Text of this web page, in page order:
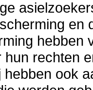
en
hebben
rechten
hebben ook